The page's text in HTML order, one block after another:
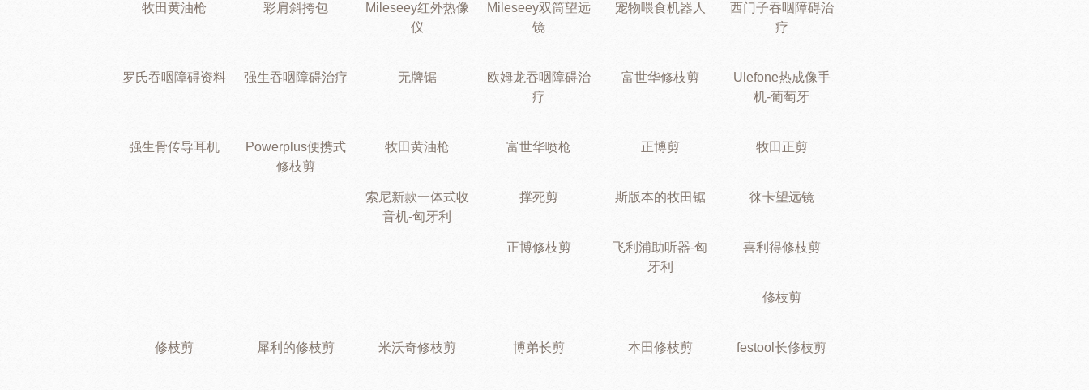
牧田黄油枪 彩肩斜挎包
Mileseey红外热像
仪
Mileseey双筒望远
镜
宠物喂食机器人
西门子吞咽障碍治
疗
罗氏吞咽障碍资料 强生吞咽障碍治疗 无牌锯
欧姆龙吞咽障碍治
疗
富世华修枝剪
Ulefone热成像手
机-葡萄牙
强生骨传导耳机
Powerplus便携式
修枝剪
牧田黄油枪 富世华喷枪 正博剪 牧田正剪
索尼新款一体式收
音机-匈牙利
撑死剪 斯版本的牧田锯 徕卡望远镜
正博修枝剪
飞利浦助听器-匈
牙利
喜利得修枝剪
修枝剪
修枝剪 犀利的修枝剪 米沃奇修枝剪 博弟长剪 本田修枝剪 festool长修枝剪